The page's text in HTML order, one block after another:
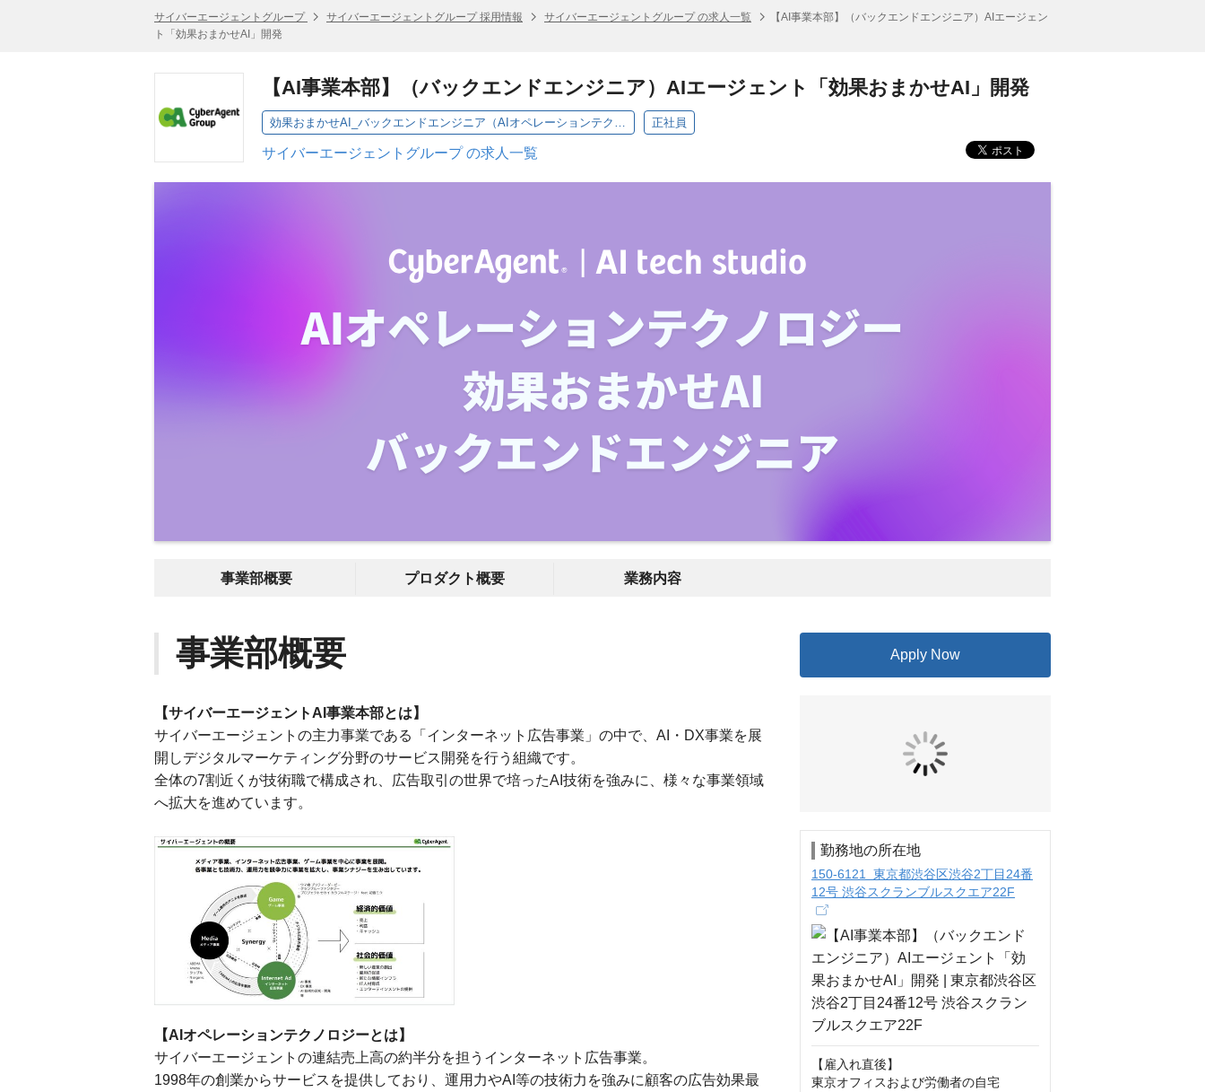
サイバーエージェントグループ サイバーエージェントグループ 採用情報 サイバーエージェントグループ の求人一覧
【AI事業本部】（バックエンドエンジニア）AIエージェン
ト「効果おまかせAI」開発
【AI事業本部】（バックエンドエンジニア）AIエージェント「効果おまかせAI」開発
効果おまかせAI_バックエンドエンジニア（AIオペレーションテクノロジー） 正社員
サイバーエージェントグループ の求人一覧
事業部概要 プロダクト概要 業務内容
事業部概要
【サイバーエージェントAI事業本部とは】
サイバーエージェントの主力事業である「インターネット広告事業」の中で、AI・DX事業を展
開しデジタルマーケティング分野のサービス開発を行う組織です。
全体の7割近くが技術職で構成され、広告取引の世界で培ったAI技術を強みに、様々な事業領域
へ拡大を進めています。
【AIオペレーションテクノロジーとは】
サイバーエージェントの連結売上高の約半分を担うインターネット広告事業。
1998年の創業からサービスを提供しており、運用力やAI等の技術力を強みに顧客の広告効果最
Apply Now
勤務地の所在地
150-6121 東京都渋谷区渋谷2丁目24番
12号 渋谷スクランブルスクエア22F
【雇入れ直後】
東京オフィスおよび労働者の自宅